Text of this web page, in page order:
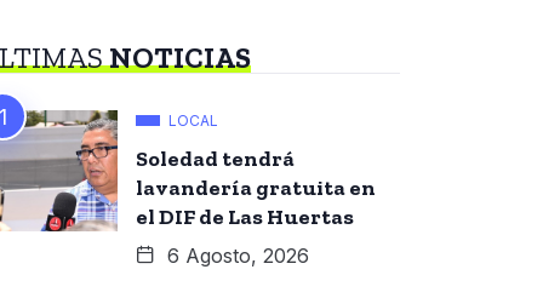
NOTICIAS
LOCAL
Soledad tendrá
lavandería gratuita en
el DIF de Las Huertas
6 Agosto, 2026